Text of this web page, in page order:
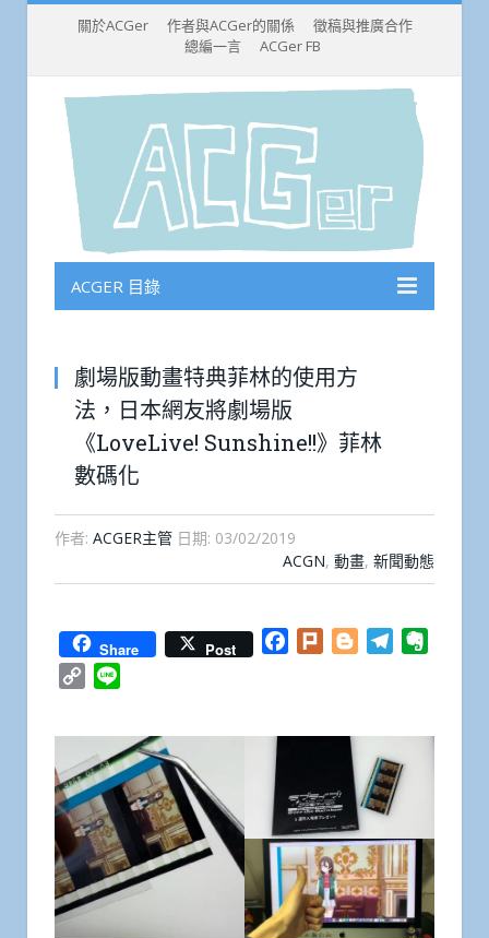
關於ACGer 作者與ACGer的關係
徵稿與推廣合作
總編一言
ACGer FB
ACGER 目錄
劇場版動畫特典菲林的使用方
法，日本網友將劇場版
《LoveLive! Sunshine!!》菲林
數碼化
作者: ACGER主管 日期: 03/02/2019
ACGN, 動畫, 新聞動態
Share Post Facebook
Plurk BloggerTelegram
Copy